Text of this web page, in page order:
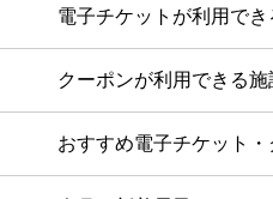
電子チケットが利用で
クーポンが利用できる施
おすすめ電子チケット